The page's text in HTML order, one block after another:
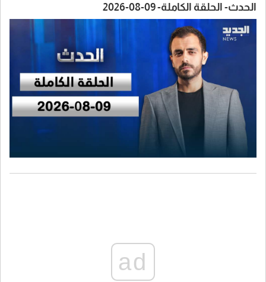
الحدث- الحلقة الكاملة- 09-08-2026
ad